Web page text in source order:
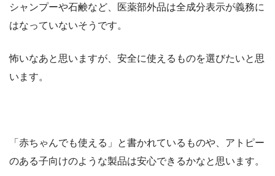
シャンプーや石鹸など、医薬部外品は全成分表示が義務に
はなっていないそうです。
怖いなあと思いますが、安全に使えるものを選びたいと思
います。
「赤ちゃんでも使える」と書かれているものや、アトピー
のある子向けのような製品は安心できるかなと思います。